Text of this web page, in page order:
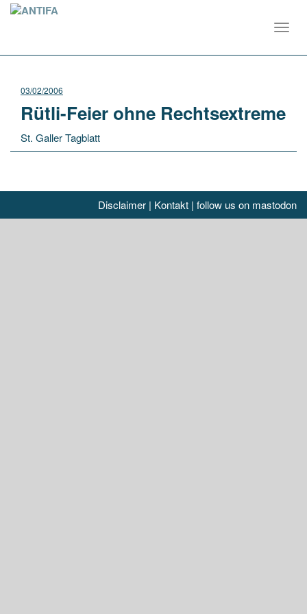
03/02/2006
Rütli-Feier ohne Rechtsextreme
St. Galler Tagblatt
Disclaimer | Kontakt | follow us on mastodon